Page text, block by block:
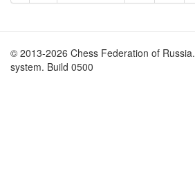
© 2013-2026 Chess Federation of
system. Build 0500